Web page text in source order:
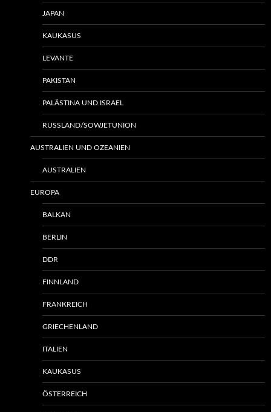
JAPAN
KAUKASUS
LEVANTE
PAKISTAN
PALÄSTINA UND ISRAEL
RUSSLAND/SOWJETUNION
AUSTRALIEN UND OZEANIEN
AUSTRALIEN
EUROPA
BALKAN
BERLIN
DDR
FINNLAND
FRANKREICH
GRIECHENLAND
ITALIEN
KAUKASUS
ÖSTERREICH